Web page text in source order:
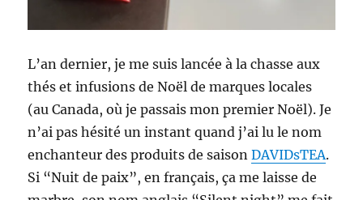
L’an dernier, je me suis lancée à la chasse aux
thés et infusions de Noël de marques locales
(au Canada, où je passais mon premier Noël). Je
n’ai pas hésité un instant quand j’ai lu le nom
enchanteur des produits de saisonDAVIDsTEA.
Si “Nuit de paix”, en français, ça me laisse de